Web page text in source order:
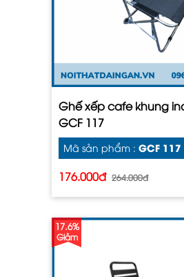
Ghế xếp cafe khung
GCF 117
Mã sản phẩm : GCF 117
176.000đ 264.000đ
17.6%
Giảm